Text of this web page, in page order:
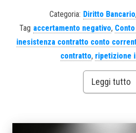
Categoria: Diritto Bancario,
Tag accertamento negativo,
inesistenza contratto conto
contratto, ripetizione
Leggi tutto